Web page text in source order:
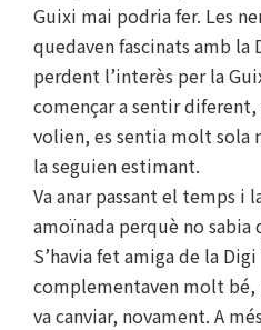
Guixi mai podria fer. Les
quedaven fascinats amb la
perdent l’interès per la
començar a sentir
volien, es sentia molt sola
la seguien estimant.
Va anar passant el temps i
amoïnada perquè no sabia
S’havia fet amiga de la
complementaven molt
va canviar, novament. A